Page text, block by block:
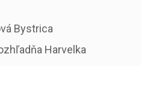
Bystrica
Harvelka